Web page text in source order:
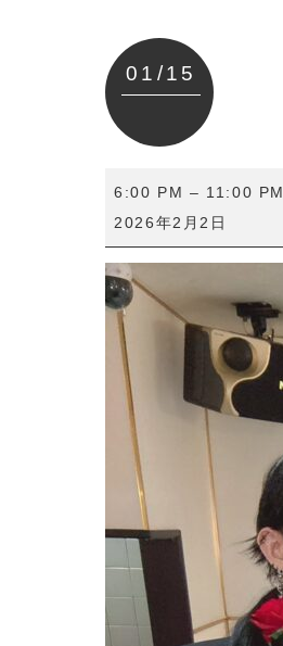
01/15
ナ
イ
軍
団】
6:00 PM – 11:00 PM
2026年2月2日